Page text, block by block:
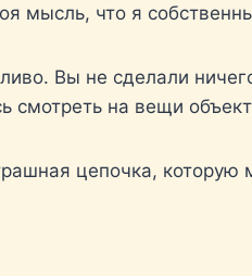
мысль, что я
Вы не сделали
смотреть на вещи
цепочка,